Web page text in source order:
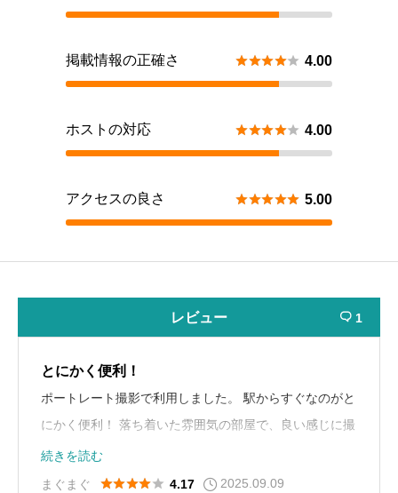
掲載情報の正確さ  4.00
ホストの対応  4.00
アクセスの良さ  5.00
レビュー  1
とにかく便利！
ポートレート撮影で利用しました。 駅からすぐなのがと
にかく便利！ 落ち着いた雰囲気の部屋で、良い感じに撮
れました。
続きを読む
まぐまぐ
 4.17 2025.09.09